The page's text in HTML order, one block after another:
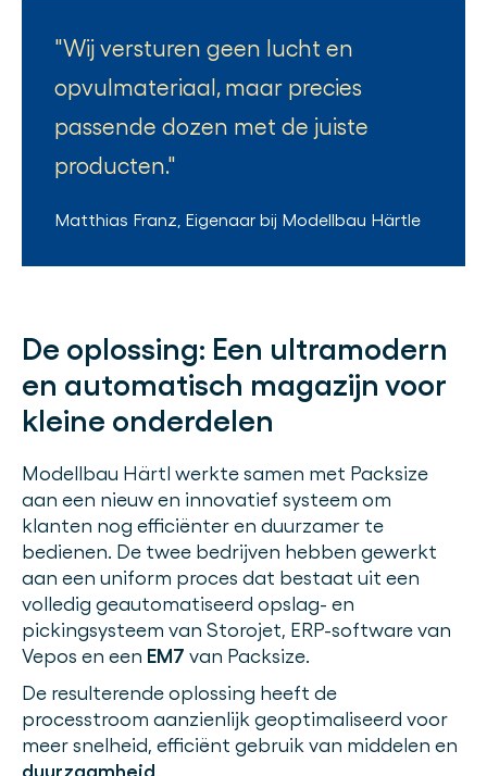
Wij versturen geen lucht en
opvulmateriaal, maar precies
passende dozen met de juiste
producten.
Matthias Franz, Eigenaar bij Modellbau Härtle
De oplossing: Een ultramodern
en automatisch magazijn voor
kleine onderdelen
Modellbau Härtl werkte samen met Packsize
aan een nieuw en innovatief systeem om
klanten nog efficiënter en duurzamer te
bedienen. De twee bedrijven hebben gewerkt
aan een uniform proces dat bestaat uit een
volledig geautomatiseerd opslag- en
pickingsysteem van Storojet, ERP-software van
Vepos en een EM7 van Packsize.
De resulterende oplossing heeft de
processtroom aanzienlijk geoptimaliseerd voor
meer snelheid, efficiënt gebruik van middelen en
duurzaamheid